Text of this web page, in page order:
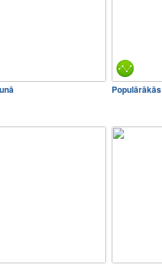
Populārākās